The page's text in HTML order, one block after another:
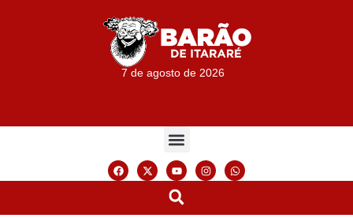
7 de agosto de 2026